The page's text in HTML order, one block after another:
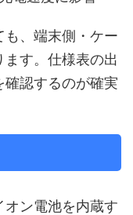
も、端末側・ケー
す。仕様表の出
認するのが確実
ン電池を内蔵す